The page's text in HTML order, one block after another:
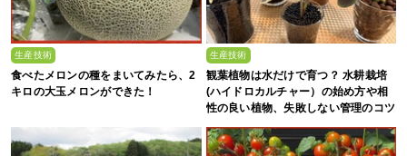
生産技術
食べたメロンの種をまいてみたら、2
キロの大玉メロンができた！
生産技術
観葉植物は水だけで育つ？ 水耕栽培
(ハイドロカルチャー）の始め方や相
性の良い植物、失敗しない管理のコツ